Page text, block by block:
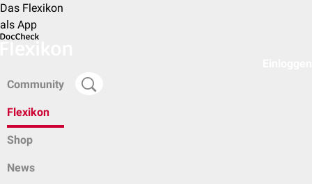
Das Flexikon
als App
Community
Flexikon
Shop
News